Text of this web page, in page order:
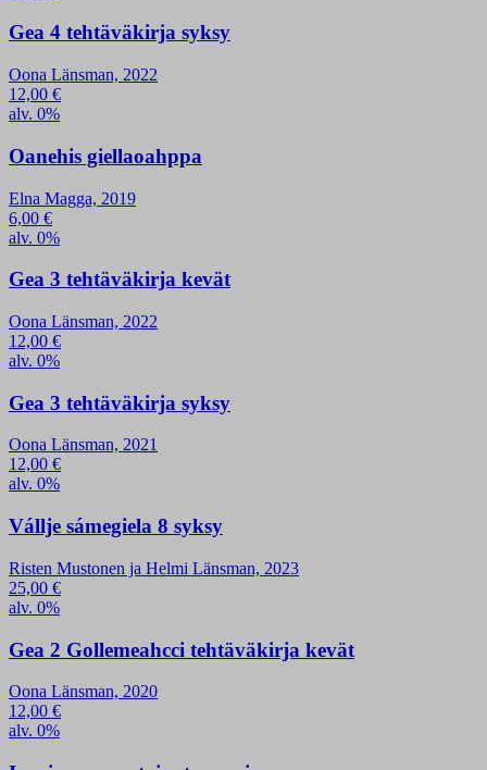
Gea 4 tehtäväkirja syksy
Oona Länsman, 2022
12,00 €
alv. 0%
Oanehis giellaoahppa
Elna Magga, 2019
6,00 €
alv. 0%
Gea 3 tehtäväkirja kevät
Oona Länsman, 2022
12,00 €
alv. 0%
Gea 3 tehtäväkirja syksy
Oona Länsman, 2021
12,00 €
alv. 0%
Vállje sámegiela 8 syksy
Risten Mustonen ja Helmi Länsman, 2023
25,00 €
alv. 0%
Gea 2 Gollemeahcci tehtäväkirja kevät
Oona Länsman, 2020
12,00 €
alv. 0%